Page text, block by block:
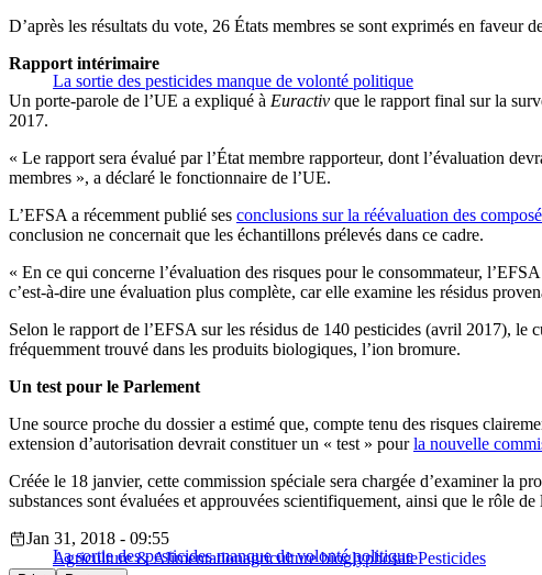
D’après les résultats du vote, 26 États membres se sont exprimés en
La sortie des pesticides manque de volonté politique
Rapport intérimaire
Un porte-parole de l’UE a expliqué à Euractiv que le rapport final sur la
2017.
« Le rapport sera évalué par l’État membre rapporteur, dont l’évaluation
membres », a déclaré le fonctionnaire de l’UE.
L’EFSA a récemment publié ses conclusions sur la réévaluation des
conclusion ne concernait que les échantillons prélevés dans ce cadre.
« En ce qui concerne l’évaluation des risques pour le consommateur,
c’est-à-dire une évaluation plus complète, car elle examine les résidus
Selon le rapport de l’EFSA sur les résidus de 140 pesticides (avril 2017),
fréquemment trouvé dans les produits biologiques, l’ion bromure.
Un test pour le Parlement
Une source proche du dossier a estimé que, compte tenu des risques
extension d’autorisation devrait constituer un « test » pourla nouvelle
Créée le 18 janvier, cette commission spéciale sera chargée d’examiner la
substances sont évaluées et approuvées scientifiquement, ainsi que le rôle
La sortie des pesticides manque de volonté politique
Jan 31, 2018 - 09:55
Agriculture & Alimentationagriculture bioglyphosatePesticides